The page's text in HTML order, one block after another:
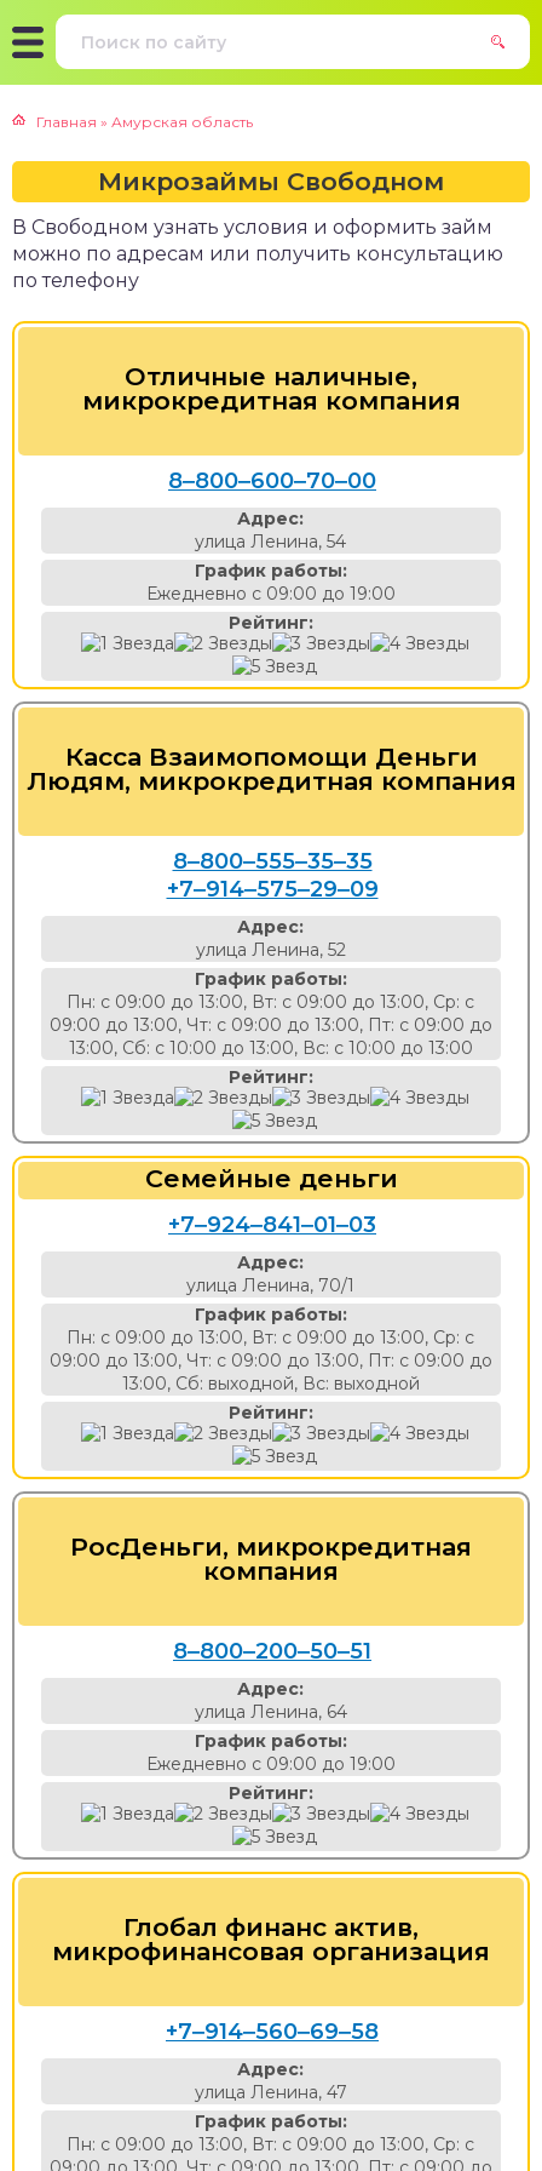
Главная » Амурская область
Микрозаймы Свободном
В Свободном узнать условия и оформить займ
можно по адресам или получить консультацию
по телефону
Отличные наличные,
микрокредитная компания
8‒800‒600‒70‒00
Адрес:
улица Ленина, 54
График работы:
Ежедневно с 09:00 до 19:00
Рейтинг:
Касса Взаимопомощи Деньги
Людям, микрокредитная компания
8‒800‒555‒35‒35
+7‒914‒575‒29‒09
Адрес:
улица Ленина, 52
График работы:
Пн: с 09:00 до 13:00, Вт: с 09:00 до 13:00, Ср: с
09:00 до 13:00, Чт: с 09:00 до 13:00, Пт: с 09:00 до
13:00, Сб: с 10:00 до 13:00, Вс: с 10:00 до 13:00
Рейтинг:
Семейные деньги
+7‒924‒841‒01‒03
Адрес:
улица Ленина, 70/1
График работы:
Пн: с 09:00 до 13:00, Вт: с 09:00 до 13:00, Ср: с
09:00 до 13:00, Чт: с 09:00 до 13:00, Пт: с 09:00 до
13:00, Сб: выходной, Вс: выходной
Рейтинг:
РосДеньги, микрокредитная
компания
8‒800‒200‒50‒51
Адрес:
улица Ленина, 64
График работы:
Ежедневно с 09:00 до 19:00
Рейтинг:
Глобал финанс актив,
микрофинансовая организация
+7‒914‒560‒69‒58
Адрес:
улица Ленина, 47
График работы:
Пн: с 09:00 до 13:00, Вт: с 09:00 до 13:00, Ср: с